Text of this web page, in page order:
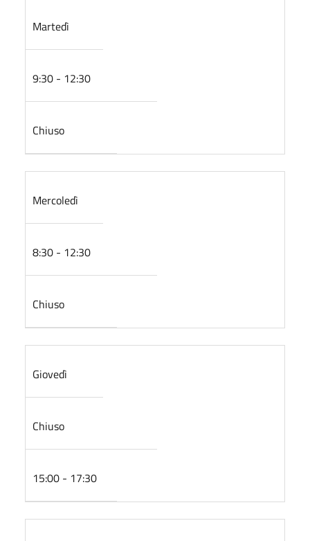
Martedì
9:30 - 12:30
Chiuso
Mercoledì
8:30 - 12:30
Chiuso
Giovedì
Chiuso
15:00 - 17:30